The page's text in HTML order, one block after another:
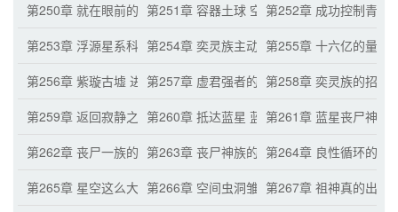
第250章 就在眼前的泥土第251章 容器土球 空间之柱第252章 成功控制青铜
第253章 浮源星系科技第一的奕灵族
第254章 奕灵族主动找上门第255章 十六亿的量能
第256章 紫璇古墟 进入条件第257章 虚君强者的手段第258章 奕灵族的招揽
第259章 返回寂静之地第260章 抵达蓝星 蓝星的变化第261章 蓝星丧尸神族
第262章 丧尸一族的疆域 神启社带来的惊喜第263章 丧尸神族的科技水平 布置尸源强化
第264章 良性循环的提
第265章 星空这么大，李备果想出去走走
第266章 空间虫洞雏形 祖神保佑第267章 祖神真的出现